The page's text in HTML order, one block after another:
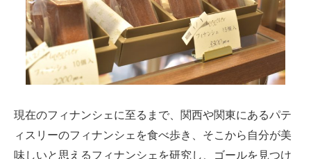
現在のフィナンシェに至るまで、関西や関東にあるパテ
ィスリーのフィナンシェを食べ歩き、そこから自分が美
味しいと思えるフィナンシェを研究し、ゴールを見つけ